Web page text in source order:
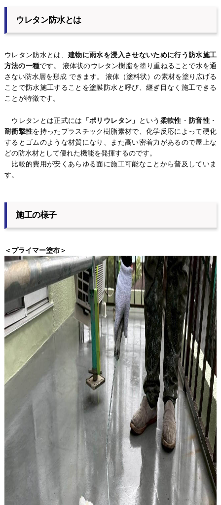
ウレタン防水とは
ウレタン防水とは、建物に雨水を浸入させないために行う防水施工
方法の一種です。 液体状のウレタン樹脂を塗り重ねることで水を通
さない防水層を形成 できます。 液体（塗料状）の素材を塗り広げる
ことで防水施工することを塗膜防水と呼び、継ぎ目なく施工できる
ことが特徴です。
ウレタンとは正式には 「ポリウレタン」 という 柔軟性 ・ 防音性 ・
耐衝撃性を持ったプラスチック樹脂素材で、化学反応によって硬化
するとゴムのような材質になり、また高い密着力があるので屋上な
どの防水材として優れた機能を発揮するのです。
比較的費用が安くあらゆる面に施工可能なことから普及していま
す。
施工の様子
＜プライマー塗布＞